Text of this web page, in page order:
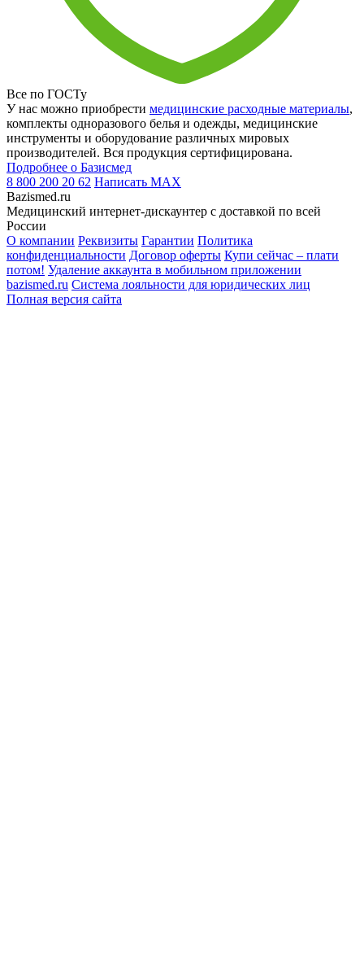
Все по ГОСТу
У нас можно приобрести медицинские расходные материалы,
комплекты одноразового белья и одежды, медицинские
инструменты и оборудование различных мировых
производителей. Вся продукция сертифицирована.
Подробнее о Базисмед
8 800 200 20 62 Написать MAX
Bazismed.ru
Медицинский интернет-дискаунтер с доставкой по всей
России
О компании Реквизиты Гарантии Политика
конфиденциальности Договор оферты Купи сейчас – плати
потом! Удаление аккаунта в мобильном приложении
bazismed.ru Система лояльности для юридических лиц
Полная версия сайта